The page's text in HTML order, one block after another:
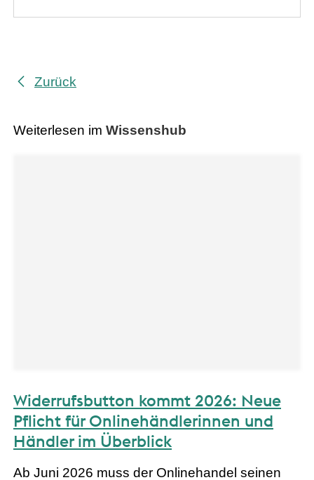
Zurück
Weiterlesen im Wissenshub
Widerrufsbutton kommt 2026: Neue
Pflicht für Onlinehändlerinnen und
Händler im Überblick
Ab Juni 2026 muss der Onlinehandel seinen